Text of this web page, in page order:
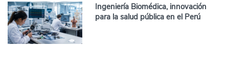
Ingeniería Biomédica, innovación
para la salud pública en el Perú